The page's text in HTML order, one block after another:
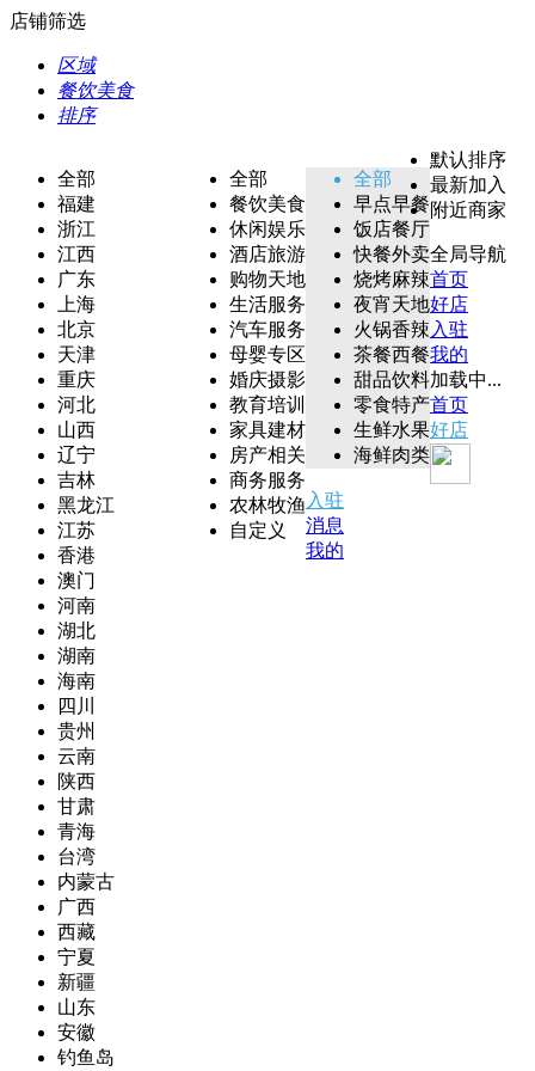
店铺筛选
区域
餐饮美食
排序
全部
福建
浙江
江西
广东
上海
北京
天津
重庆
河北
山西
辽宁
吉林
黑龙江
江苏
香港
澳门
河南
湖北
湖南
海南
四川
贵州
云南
陕西
甘肃
青海
台湾
内蒙古
广西
西藏
宁夏
新疆
山东
安徽
钓鱼岛
全部
餐饮美食
休闲娱乐
酒店旅游
购物天地
生活服务
汽车服务
母婴专区
婚庆摄影
教育培训
家具建材
房产相关
商务服务
农林牧渔
自定义
全部
早点早餐
饭店餐厅
快餐外卖
烧烤麻辣
夜宵天地
火锅香辣
茶餐西餐
甜品饮料
零食特产
生鲜水果
海鲜肉类
默认排序
最新加入
附近商家
全局导航
首页
好店
入驻
我的
加载中...
首页
好店
入驻
消息
我的